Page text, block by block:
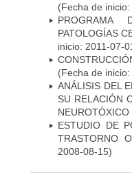
(Fecha de
PROGRAMA
PATOLOGÍAS
inicio: 2011-07-
(Fecha de
ANÁLISIS DEL
SU RELACIÓN
NEUROTÓXICO
ESTUDIO DE
TRASTORNO
2008-08-15)